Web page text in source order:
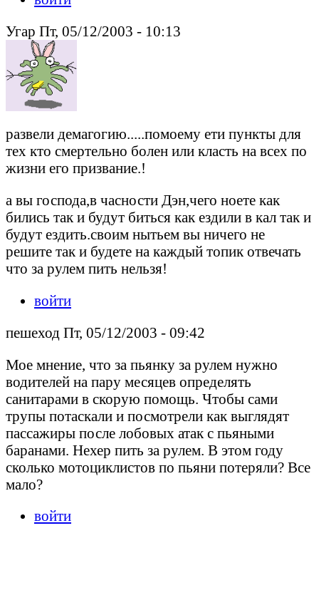
Угар Пт, 05/12/2003 - 10:13
развели демагогию.....помоему ети пункты для
тех кто смертельно болен или класть на всех по
жизни его призвание.!
а вы господа,в часности Дэн,чего ноете как
бились так и будут биться как ездили в кал так и
будут ездить.своим нытьем вы ничего не
решите так и будете на каждый топик отвечать
что за рулем пить нельзя!
войти
пешеход Пт, 05/12/2003 - 09:42
Мое мнение, что за пьянку за рулем нужно
водителей на пару месяцев определять
санитарами в скорую помощь. Чтобы сами
трупы потаскали и посмотрели как выглядят
пассажиры после лобовых атак с пьяными
баранами. Нехер пить за рулем. В этом году
сколько мотоциклистов по пьяни потеряли? Все
мало?
войти